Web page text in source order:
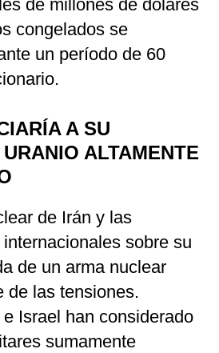
de millones de dólares
congelados se
un período de 60
A SU
ALTAMENTE
de Irán y las
sobre su
de un arma nuclear
de las tensiones.
Israel han considerado
sumamente